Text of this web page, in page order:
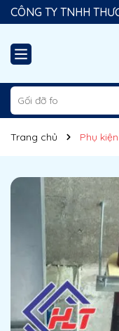
CÔNG TY TNHH
Trang chủ Phụ kiện